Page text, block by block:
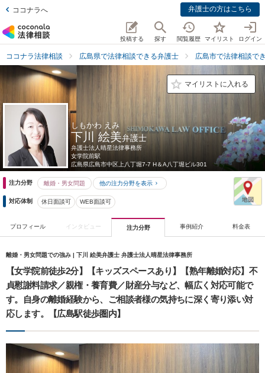
ココナラへ 弁護士の方はこちら
投稿する 探す 閲覧履歴 マイリスト ログイン
ココナラ法律相談 広島県で法律相談できる弁護士 広島市で法律相談で
マイリストに入れる
しもかわ えみ
下川 絵美弁護士
弁護士法人晴星法律事務所
女学院前駅
広島県広島市中区上八丁堀7-7 H＆A八丁堀ビル301
注力分野 離婚・男女問題 他の注力分野を表示
対応体制 休日面談可 WEB面談可
プロフィール インタビュー 注力分野 事例紹介 料金表
離婚・男女問題での強み | 下川 絵美弁護士 弁護士法人晴星法律事務所
【女学院前徒歩2分】【キッズスペースあり】【熟年離婚対応】不
貞慰謝料請求／親権・養育費／財産分与など、幅広く対応可能で
す。自身の離婚経験から、ご相談者様の気持ちに深く寄り添い対
応します。【広島駅徒歩圏内】